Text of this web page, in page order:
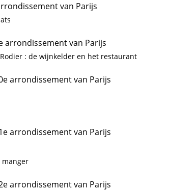
van Parijs
arrondissement van Parijs
: de wijnkelder en het restaurant
arrondissement van Parijs
arrondissement van Parijs
manger
arrondissement van Parijs